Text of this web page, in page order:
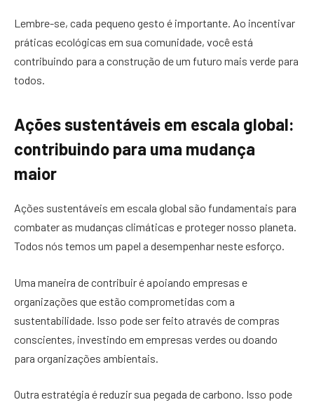
Lembre-se, cada pequeno gesto é importante. Ao incentivar
práticas ecológicas em sua comunidade, você está
contribuindo para a construção de um futuro mais verde para
todos.
Ações sustentáveis em escala global:
contribuindo para uma mudança
maior
Ações sustentáveis em escala global são fundamentais para
combater as mudanças climáticas e proteger nosso planeta.
Todos nós temos um papel a desempenhar neste esforço.
Uma maneira de contribuir é apoiando empresas e
organizações que estão comprometidas com a
sustentabilidade. Isso pode ser feito através de compras
conscientes, investindo em empresas verdes ou doando
para organizações ambientais.
Outra estratégia é reduzir sua pegada de carbono. Isso pode